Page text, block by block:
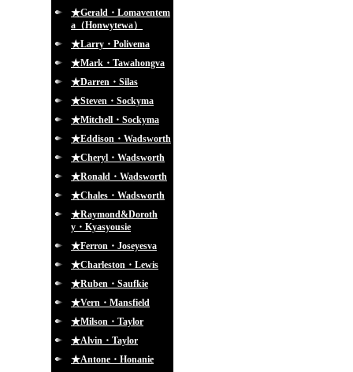
★Gerald・Lomaventem
a（Honwytewa）
★Larry・Polivema
★Mark・Tawahongva
★Darren・Silas
★Steven・Sockyma
★Mitchell・Sockyma
★Eddison・Wadsworth
★Cheryl・Wadsworth
★Ronald・Wadsworth
★Chales・Wadsworth
★Raymond&Doroth
y・Kyasyousie
★Ferron・Joseyesva
★Charleston・Lewis
★Ruben・Saufkie
★Vern・Mansfield
★Milson・Taylor
★Alvin・Taylor
★Antone・Honanie